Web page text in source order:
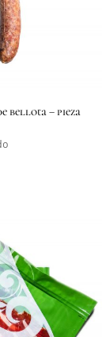
bellota – pieza